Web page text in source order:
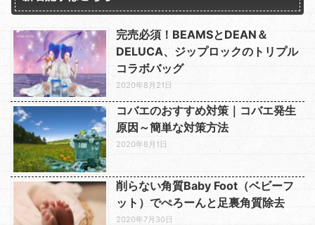
完売必須！BEAMSとDEAN＆
DELUCA、ジップロックのトリプル
コラボバッグ
2020年8月21日
コバエのおすすめ対策｜コバエ発生
原因～簡単な対策方法
2020年8月1日
削らない角質Baby Foot（ベビーフ
ット）でぺろーんと足裏角質除去
2020年7月30日